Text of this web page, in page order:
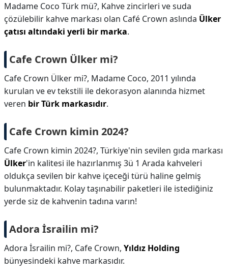
Madame Coco Türk mü?, Kahve zincirleri ve suda
çözülebilir kahve markası olan Café Crown aslında Ülker
çatısı altındaki yerli bir marka.
Cafe Crown Ülker mi?
Cafe Crown Ülker mi?, Madame Coco, 2011 yılında
kurulan ve ev tekstili ile dekorasyon alanında hizmet
veren bir Türk markasıdır.
Cafe Crown kimin 2024?
Cafe Crown kimin 2024?, Türkiye'nin sevilen gıda markası
Ülker'in kalitesi ile hazırlanmış 3ü 1 Arada kahveleri
oldukça sevilen bir kahve içeceği türü haline gelmiş
bulunmaktadır. Kolay taşınabilir paketleri ile istediğiniz
yerde siz de kahvenin tadına varın!
Adora İsrailin mi?
Adora İsrailin mi?, Cafe Crown, Yıldız Holding
bünyesindeki kahve markasıdır.